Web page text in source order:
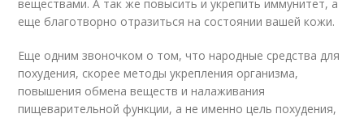
веществами. А так же повысить и укрепить иммунитет, а
еще благотворно отразиться на состоянии вашей кожи.
Еще одним звоночком о том, что народные средства для
похудения, скорее методы укрепления организма,
повышения обмена веществ и налаживания
пищеварительной функции, а не именно цель похудения,